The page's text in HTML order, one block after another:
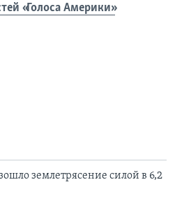
«Голоса Америки»
землетрясение силой в 6,2